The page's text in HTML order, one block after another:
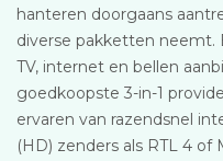
hanteren doorgaans
diverse pakketten neemt.
TV, internet en bellen
goedkoopste 3-in-1
ervaren van razendsnel
(HD) zenders als RTL 4 of